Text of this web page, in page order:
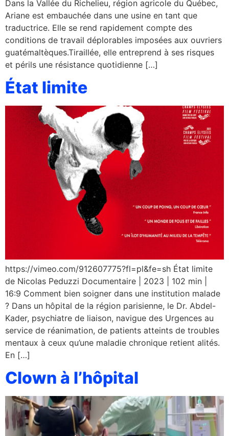
Dans la Vallée du Richelieu, région agricole du Québec,
Ariane est embauchée dans une usine en tant que
traductrice. Elle se rend rapidement compte des
conditions de travail déplorables imposées aux ouvriers
guatémaltèques.Tiraillée, elle entreprend à ses risques
et périls une résistance quotidienne […]
État limite
https://vimeo.com/912607775?fl=pl&fe=sh État limite
de Nicolas Peduzzi Documentaire | 2023 | 102 min |
16:9 Comment bien soigner dans une institution malade
? Dans un hôpital de la région parisienne, le Dr. Abdel-
Kader, psychiatre de liaison, navigue des Urgences au
service de réanimation, de patients atteints de troubles
mentaux à ceux qu’une maladie chronique retient alités.
En […]
Clown à l’hôpital